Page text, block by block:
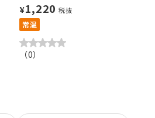
¥1,220 税抜
常温
（0）